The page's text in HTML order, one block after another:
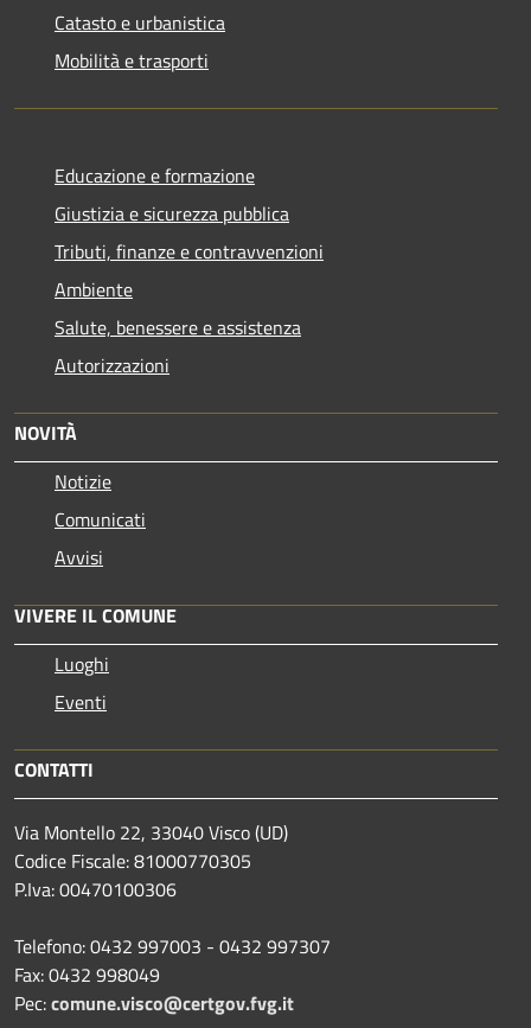
Catasto e urbanistica
Mobilità e trasporti
Educazione e formazione
Giustizia e sicurezza pubblica
Tributi, finanze e contravvenzioni
Ambiente
Salute, benessere e assistenza
Autorizzazioni
NOVITÀ
Notizie
Comunicati
Avvisi
VIVERE IL COMUNE
Luoghi
Eventi
CONTATTI
Via Montello 22, 33040 Visco (UD)
Codice Fiscale: 81000770305
P.Iva: 00470100306
Telefono: 0432 997003 - 0432 997307
Fax: 0432 998049
Pec:comune.visco@certgov.fvg.it